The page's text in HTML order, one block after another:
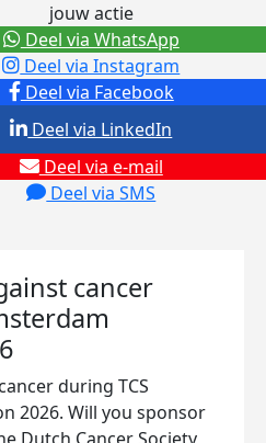
jouw actie
Deel via Facebook
Deel via Instagram
Deel via e-mail
Deel via SMS
Deel via LinkedIn
Deel via WhatsApp
cancer
during TCS
2026. Will you sponsor